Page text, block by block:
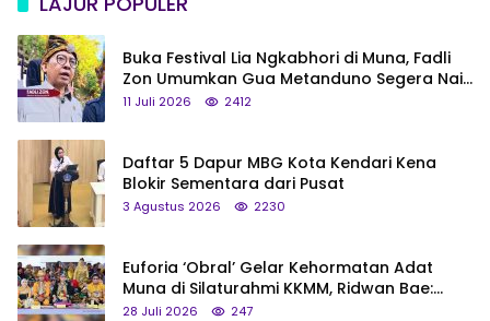
Buka Festival Lia Ngkabhori di Muna, Fadli
Zon Umumkan Gua Metanduno Segera Naik
Status Jadi Cagar Budaya Nasional
11 Juli 2026 2412
Daftar 5 Dapur MBG Kota Kendari Kena
Blokir Sementara dari Pusat
3 Agustus 2026 2230
Euforia ‘Obral’ Gelar Kehormatan Adat
Muna di Silaturahmi KKMM, Ridwan Bae:
Saya Bukan Tipe Begitu, Belum Pantas!
28 Juli 2026 247